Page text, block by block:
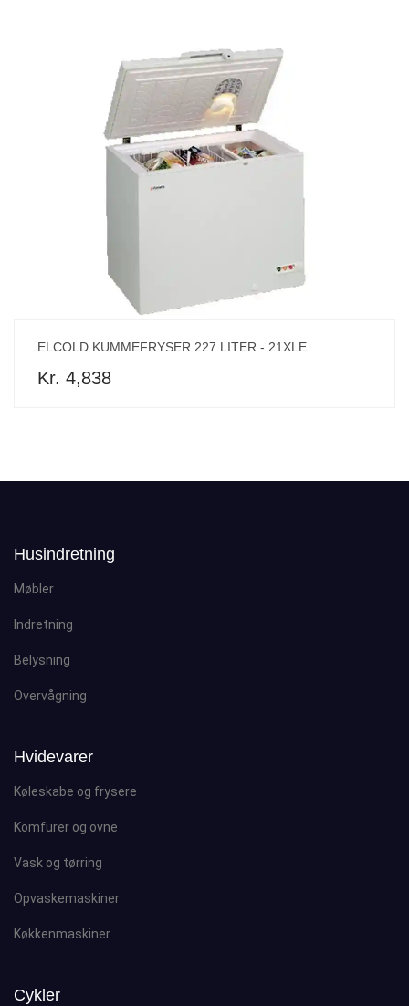
ELCOLD KUMMEFRYSER 227 LITER - 21XLE
Kr. 4,838
Husindretning
Møbler
Indretning
Belysning
Overvågning
Hvidevarer
Køleskabe og frysere
Komfurer og ovne
Vask og tørring
Opvaskemaskiner
Køkkenmaskiner
Cykler